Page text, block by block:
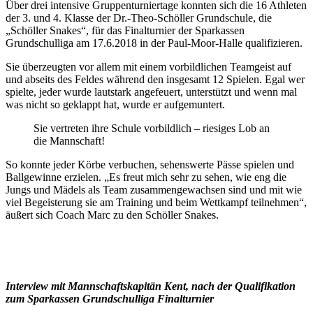
Über drei intensive Gruppenturniertage konnten sich die 16 Athleten
der 3. und 4. Klasse der Dr.-Theo-Schöller Grundschule, die
„Schöller Snakes“, für das Finalturnier der Sparkassen
Grundschulliga am 17.6.2018 in der Paul-Moor-Halle qualifizieren.
Sie überzeugten vor allem mit einem vorbildlichen Teamgeist auf
und abseits des Feldes während den insgesamt 12 Spielen. Egal wer
spielte, jeder wurde lautstark angefeuert, unterstützt und wenn mal
was nicht so geklappt hat, wurde er aufgemuntert.
Sie vertreten ihre Schule vorbildlich – riesiges Lob an
die Mannschaft!
So konnte jeder Körbe verbuchen, sehenswerte Pässe spielen und
Ballgewinne erzielen. „Es freut mich sehr zu sehen, wie eng die
Jungs und Mädels als Team zusammengewachsen sind und mit wie
viel Begeisterung sie am Training und beim Wettkampf teilnehmen“,
äußert sich Coach Marc zu den Schöller Snakes.
Interview mit Mannschaftskapitän Kent, nach der Qualifikation
zum Sparkassen Grundschulliga Finalturnier